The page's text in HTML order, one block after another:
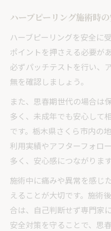
ハーブピーリング施術時
ハーブピーリングを安全に
ポイントを押さえる必要が
必ずパッチテストを行い、
無を確認しましょう。
また、思春期世代の場合は
多く、未成年でも安心して
です。栃木県さくら市内の
利用実績やアフターフォロ
多く、安心感につながります
施術中に痛みや異常を感じ
えることが大切です。施術
合は、自己判断せず専門家
安全対策を守ることで、思